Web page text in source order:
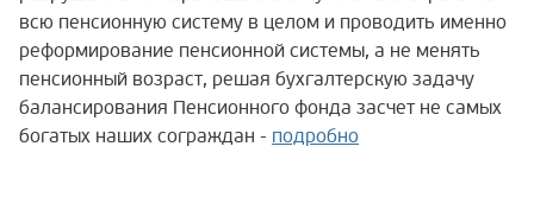
всю пенсионную систему в целом и проводить именно
реформирование пенсионной системы, а не менять
пенсионный возраст, решая бухгалтерскую задачу
балансирования Пенсионного фонда засчет не самых
богатых наших сограждан - подробно